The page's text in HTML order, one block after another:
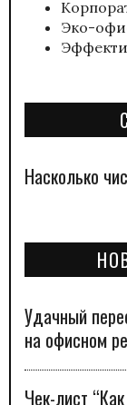
Эко-
Насколько
Удачный
на офисном
Чек-лист